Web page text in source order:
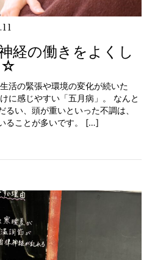
経の働きをよくし
☆
活の緊張や環境の変化が続いた
に感じやすい「五月病」。 なんと
い、頭が重いといった不調は、
ることが多いです。 […]